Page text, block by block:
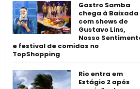
Gastro Samba
chega à Baixada
com shows de
Gustavo Lins,
Nosso
e festival de comidas no
TopShopping
Rio entra em
Estágio 2 após